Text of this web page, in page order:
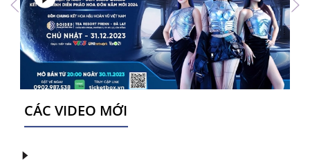
CÁC VIDEO MỚI